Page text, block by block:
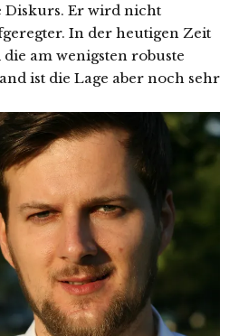
Diskurs. Er wird nicht
In der heutigen Zeit
am wenigsten robuste
ist die Lage aber noch sehr